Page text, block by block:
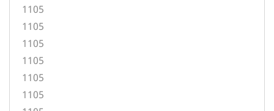
1105
1105
1105
1105
1105
1105